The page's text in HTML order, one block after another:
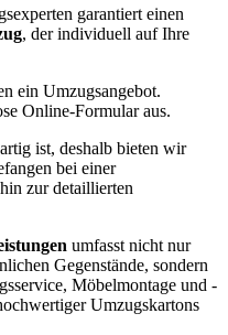
garantiert einen
, der individuell auf Ihre
ein Umzugsangebot.
Online-Formular aus.
ist, deshalb bieten wir
bei einer
zur detaillierten
umfasst nicht nur
Gegenstände, sondern
Möbelmontage und -
Umzugskartons